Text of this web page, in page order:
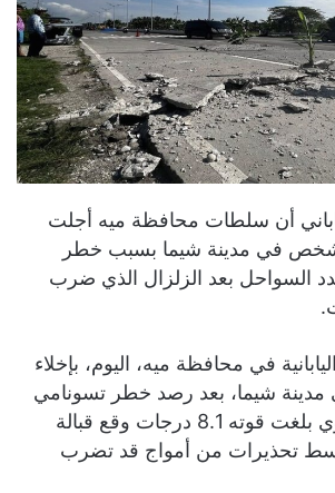
أن سلطات محافظة ميه أجلت
42 ألف شخص في مدينة شيما بسبب خطر
السواحل بعد الزلزال الذي ضرب
في محافظة ميه، اليوم، بإخلاء
في مدينة شيما، بعد رصد خطر تسونامي
ناجم عن زلزال قوي بلغت قوته 8.1 درجات وقع قبالة
تحذيرات من أمواج قد تضرب